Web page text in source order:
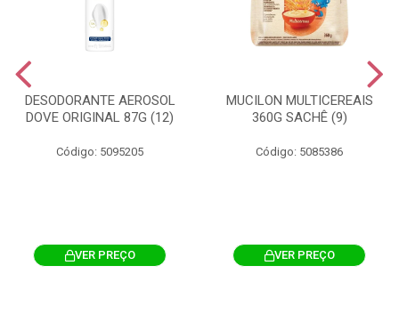
DESODORANTE AEROSOL
DOVE ORIGINAL 87G (12)
Código: 5095205
VER PREÇO
MUCILON MULTICEREAIS
360G SACHÊ (9)
Código: 5085386
VER PREÇO